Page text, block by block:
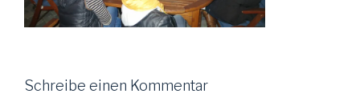
Schreibe einen Kommentar